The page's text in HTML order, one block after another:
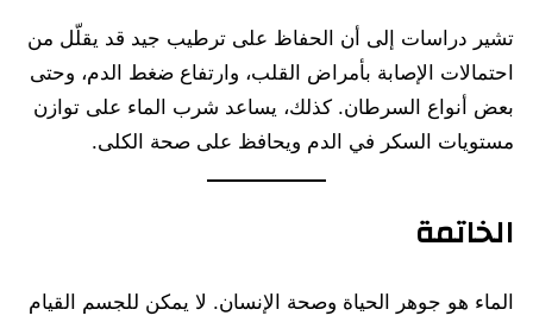
تشير دراسات إلى أن الحفاظ على ترطيب جيد قد يقلّل من
احتمالات الإصابة بأمراض القلب، وارتفاع ضغط الدم، وحتى
بعض أنواع السرطان. كذلك، يساعد شرب الماء على توازن
مستويات السكر في الدم ويحافظ على صحة الكلى.
الخاتمة
الماء هو جوهر الحياة وصحة الإنسان. لا يمكن للجسم القيام